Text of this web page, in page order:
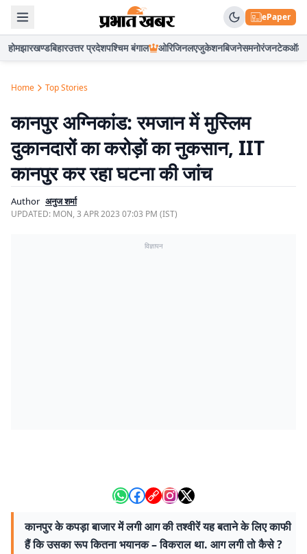
ePaper
होमझारखण्डबिहारउत्तर प्रदेशपश्चिम बंगाल ओरिजिनलएजुकेशनबिजनेसमनोरंजनटेकऑटो
Home Top Stories
कानपुर अग्निकांड: रमजान में मुस्लिम
दुकानदारों का करोड़ों का नुकसान, IIT
कानपुर कर रहा घटना की जांच
Author अनुज शर्मा
UPDATED: MON, 3 APR 2023 07:03 PM (IST)
विज्ञापन
कानपुर के कपड़ा बाजार में लगी आग की तश्वीरें यह बताने के लिए काफी
हैं कि उसका रूप कितना भयानक – विकराल था. आग लगी तो कैसे ?